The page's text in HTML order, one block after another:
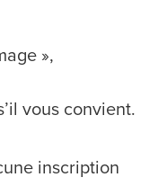
»,
vous convient.
inscription